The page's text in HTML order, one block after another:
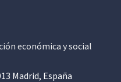
económica y social
Madrid, España